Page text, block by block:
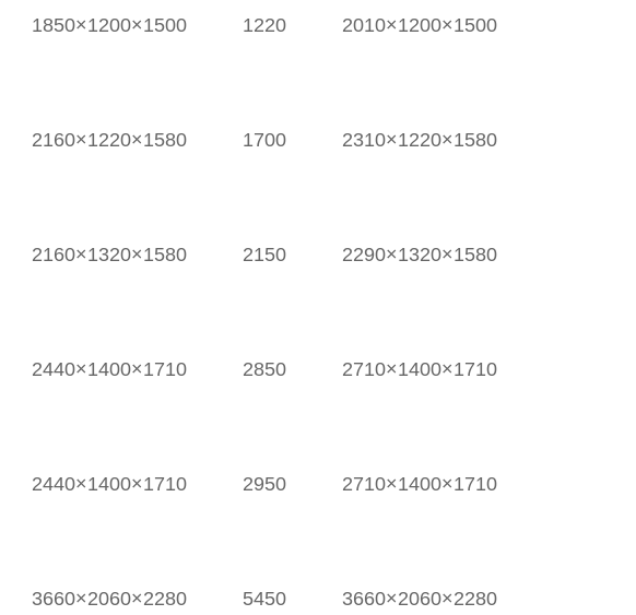
1850×1200×1500 1220 2010×1200×1500
2160×1220×1580 1700 2310×1220×1580
2160×1320×1580 2150 2290×1320×1580
2440×1400×1710 2850 2710×1400×1710
2440×1400×1710 2950 2710×1400×1710
3660×2060×2280 5450 3660×2060×2280